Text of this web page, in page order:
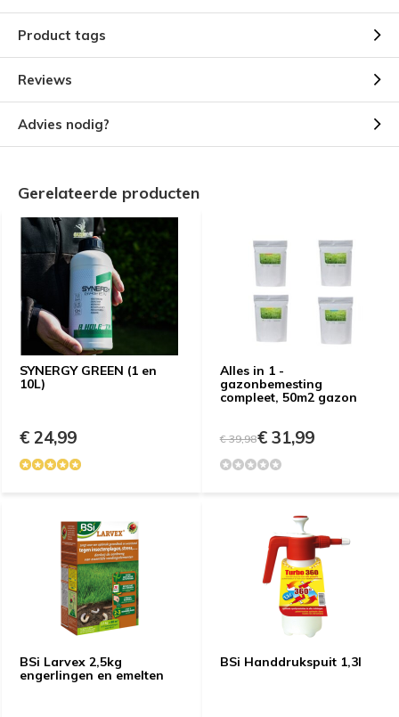
Product tags
Reviews
Advies nodig?
Gerelateerde producten
SYNERGY GREEN (1 en
10L)
€ 24,99
Alles in 1 -
gazonbemesting
compleet, 50m2 gazon
€ 39,98€ 31,99
BSi Larvex 2,5kg
engerlingen en emelten
BSi Handdrukspuit 1,3l